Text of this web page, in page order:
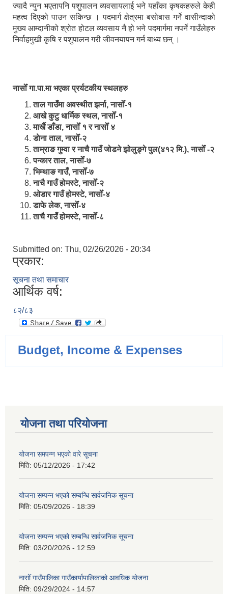
ज्यादै न्युन भएतापनि पशुपालन व्यवसायलाई भने यहाँका कृषकहरुले केही
महत्व दिएको पाउन सकिन्छ । पदमार्ग क्षेत्रमा बसोबास गर्ने वासीन्दाको
मुख्य आम्दानीको श्रोत होटल व्यवसाय नै हो भने पदमार्गमा नपर्ने गाउँलेहरु
निर्वाहमुखी कृषि र पशुपालन गरी जीवनयापन गर्न बाध्य छन् ।
नासोँ गा.पा.मा भएका प्रर्यटकीय स्थलहरु
ताल गाउँमा अवस्थीत झर्ना, नासोँ-१
आखे कुटु धार्मिक स्थल, नासोँ-१
मार्खै डाँडा, नासोँ १ र नासोँ ४
डाेना ताल, नासोँ-२
ताम्राङ गुम्वा र नाचै गाउँ जोडने झोलुङ्गे पुल(४१२ मि.), नासोँ -२
पन्कार ताल, नासोँ-७
भिम्थाङ गाउँ, नासोँ-७
नाचै गाउँ होमस्टे, नासोँ-२
ओ‍‍‌डार गाउँ होमस्टे, नासोँ-४
डाफे लेक, नासोँ-४
ताचै गाउँ होमस्टे, नासोँ-८
Submitted on: Thu, 02/26/2026 - 20:34
प्रकार:
सूचना तथा समाचार
आर्थिक वर्ष:
८२/८३
Budget, Income & Expenses
योजना तथा परियोजना
योजना समपन्न भएको वारे सूचना
मिति: 05/12/2026 - 17:42
योजना सम्पन्न भएको सम्बन्धि सार्वजनिक सूचना
मिति: 05/09/2026 - 18:39
योजना सम्पन्न भएको सम्बन्धि सार्वजनिक सूचना
मिति: 03/20/2026 - 12:59
नासोँ गाउँपालिका गाउँकार्यापालिकाको आवधिक योजना
मिति: 09/29/2024 - 14:57